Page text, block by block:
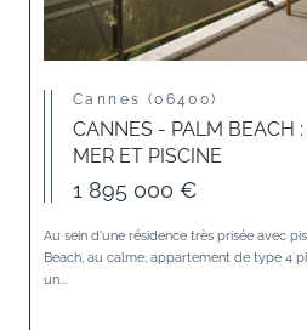
Cannes (06400)
CANNES - PALM BEACH
MER ET PISCINE
1 895 000 €
Au sein d'une résidence très prisée avec
Beach, au calme, appartement de type 4
un...